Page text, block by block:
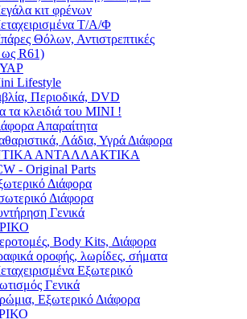
κιτ φρένων
Τ/Α/Φ
Θόλων, Αντιστρεπτικές
ως R61)
Lifestyle
Περιοδικά, DVD
τα κλειδιά του MINI !
Απαραίτητα
Λάδια, Υγρά Διάφορα
ΑΝΤΑΛΛΑΚΤΙΚΑ
- Original Parts
Διάφορα
Διάφορα
Γενικά
Body Kits, Διάφορα
οροφής, λωρίδες, σήματα
Εξωτερικό
Γενικά
Εξωτερικό Διάφορα